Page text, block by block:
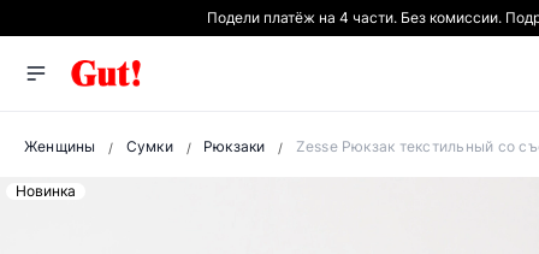
Подели платёж на 4 части. Без комиссии.
Женщины Сумки Рюкзаки Zesse Рюкзак текстильный со
Новинка